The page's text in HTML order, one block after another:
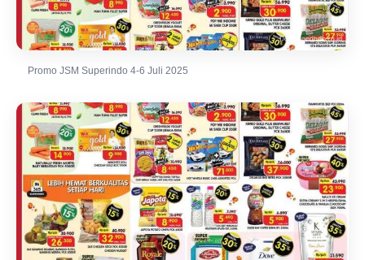
Promo JSM Superindo 4-6 Juli 2025